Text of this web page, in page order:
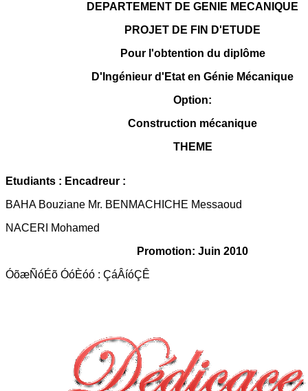
DEPARTEMENT DE GENIE MECANIQUE
PROJET DE FIN D'ETUDE
Pour l'obtention du diplôme
D'Ingénieur d'Etat en Génie Mécanique
Option:
Construction mécanique
THEME
Etudiants : Encadreur :
BAHA Bouziane Mr. BENMACHICHE Messaoud
NACERI Mohamed
Promotion: Juin 2010
ÓõæÑóÉõ ÓóÈóó : ÇáÂíóÇÊ